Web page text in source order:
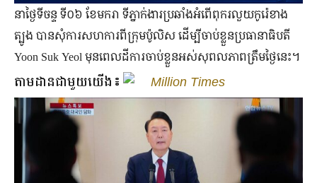
នាថ្ងៃទីចន្ទ ទី០៦ ខែមករា ទីភ្នាក់ងារប្រឆាំងអំពើពុករលួយកូរ៉េខាង
ត្បូង បានសុំការសហការពីក្រុមប៉ូលិស ដើម្បីចាប់ខ្លួនប្រធានាធិបតី
Yoon Suk Yeol មុនពេលដីការចាប់ខ្លួនអស់សុពលភាពត្រឹមថ្ងៃនេះ។
តាមដានជាមួយយើង៖ Million Times